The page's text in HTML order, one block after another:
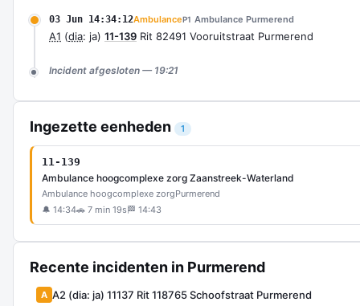
03 Jun 14:34:12AmbulanceP1 Ambulance Purmerend
A1 (dia: ja) 11-139 Rit 82491 Vooruitstraat Purmerend
Incident afgesloten — 19:21
Ingezette eenheden 1
11-139
Ambulance hoogcomplexe zorg Zaanstreek-Waterland
Ambulance hoogcomplexe zorgPurmerend
🔔 14:34🚗 7 min 19s 🏁 14:43
Recente incidenten in Purmerend
A A2 (dia: ja) 11137 Rit 118765 Schoofstraat Purmerend